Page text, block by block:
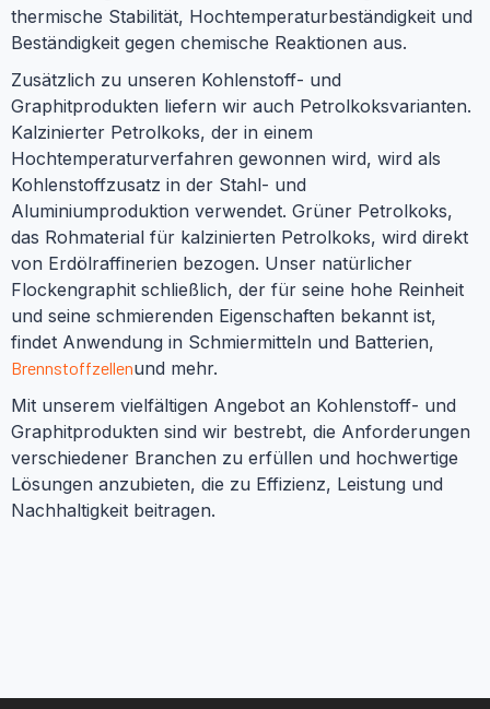
thermische Stabilität, Hochtemperaturbeständigkeit und
Beständigkeit gegen chemische Reaktionen aus.
Zusätzlich zu unseren Kohlenstoff- und
Graphitprodukten liefern wir auch Petrolkoksvarianten.
Kalzinierter Petrolkoks, der in einem
Hochtemperaturverfahren gewonnen wird, wird als
Kohlenstoffzusatz in der Stahl- und
Aluminiumproduktion verwendet. Grüner Petrolkoks,
das Rohmaterial für kalzinierten Petrolkoks, wird direkt
von Erdölraffinerien bezogen. Unser natürlicher
Flockengraphit schließlich, der für seine hohe Reinheit
und seine schmierenden Eigenschaften bekannt ist,
findet Anwendung in Schmiermitteln und Batterien,
Brennstoffzellenund mehr.
Mit unserem vielfältigen Angebot an Kohlenstoff- und
Graphitprodukten sind wir bestrebt, die Anforderungen
verschiedener Branchen zu erfüllen und hochwertige
Lösungen anzubieten, die zu Effizienz, Leistung und
Nachhaltigkeit beitragen.